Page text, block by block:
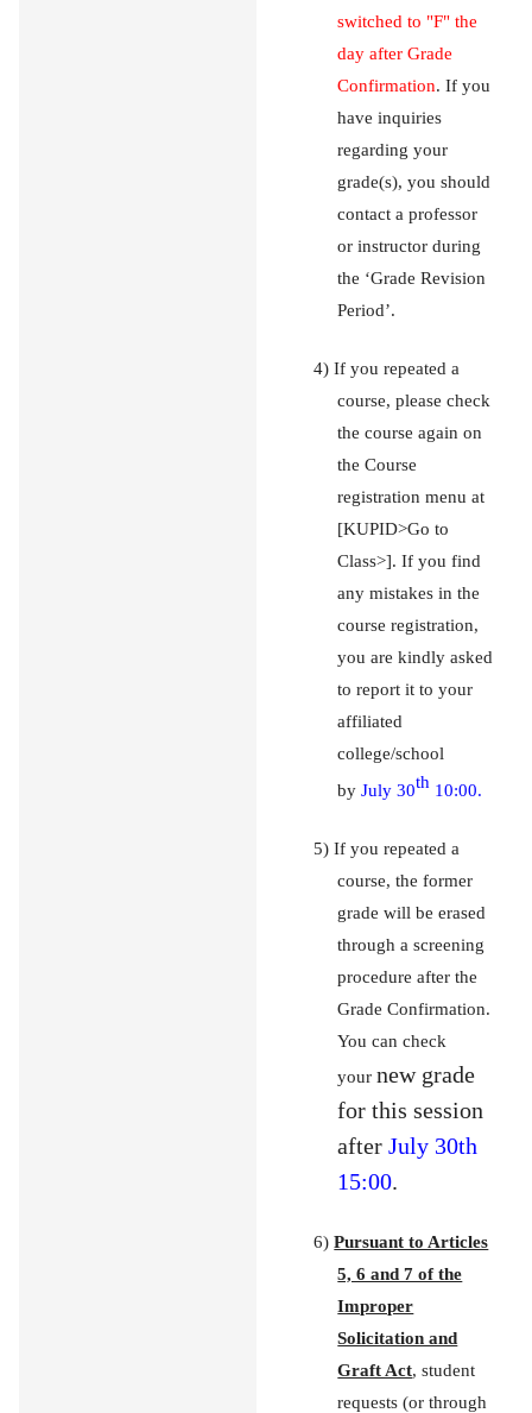
switched to "F" the
day after Grade
Confirmation. If you
have inquiries
regarding your
grade(s), you should
contact a professor
or instructor during
the ‘Grade Revision
Period’.
4) If you repeated a
course, please check
the course again on
the Course
registration menu at
[KUPID>Go to
Class>]. If you find
any mistakes in the
course registration,
you are kindly asked
to report it to your
affiliated
college/school
byJuly 30th 10:00.
5) If you repeated a
course, the former
grade will be erased
through a screening
procedure after the
Grade Confirmation.
You can check
yournew grade
for this session
afterJuly 30th
15:00.
6)Pursuant to Articles
5, 6 and 7 of the
Improper
Solicitation and
Graft Act, student
requests (or through